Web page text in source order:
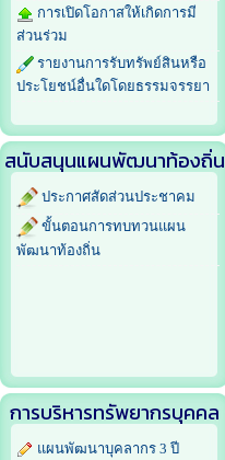
การเปิดโอกาสให้เกิดการมี
ส่วนร่วม
รายงานการรับทรัพย์สินหรือ
ประโยชน์อื่นใดโดยธรรมจรรยา
สนับสนุนแผนพัฒนาท้องถิ่น
ประกาศสัดส่วนประชาคม
ขั้นตอนการทบทวนแผน
พัฒนาท้องถิ่น
การบริหารทรัพยากรบุคคล
แผนพัฒนาบุคลากร 3 ปี